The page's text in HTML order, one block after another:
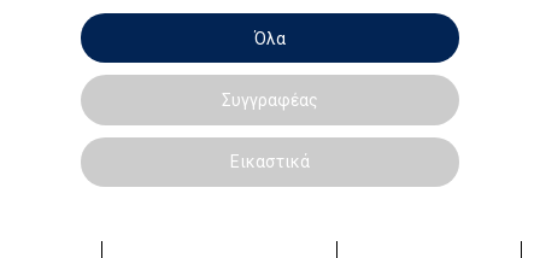
Όλα
Συγγραφέας
Εικαστικά